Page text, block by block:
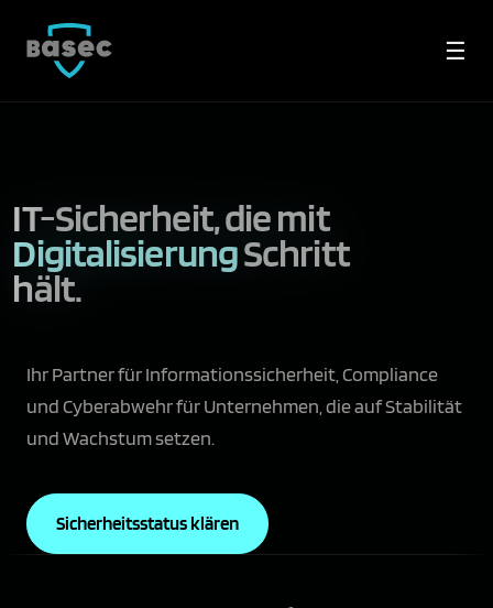
☰
IT-Sicherheit, die mit
UnternehmenSchritt
hält.
Ihr Partner für Informationssicherheit, Compliance
und Cyberabwehr für Unternehmen, die auf Stabilität
und Wachstum setzen.
Sicherheitsstatus klären